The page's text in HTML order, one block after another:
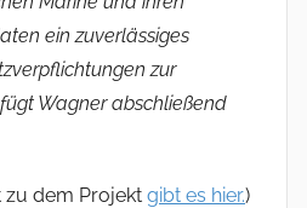
ein zuverlässiges
zur
Wagner abschließend
zu dem Projekt gibt es hier.)